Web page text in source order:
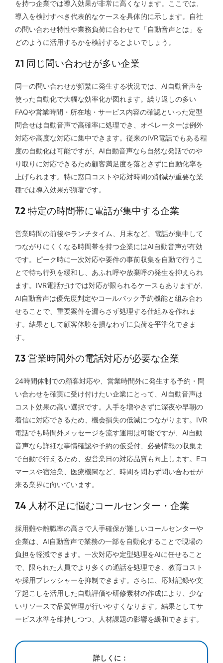
を持つ企業では導入効果が非常に高くなります。ここでは、
導入を検討すべき代表的なケースを具体的に示します。自社
の問い合わせ特性や業務負荷に合わせて「自動音声とは」を
どのように活用するかを検討するとよいでしょう。
7.1 同じ問い合わせが多い企業
同一の問い合わせが頻繁に発生する状況では、AI自動音声を
使った自動化で大幅な効率化が図れます。繰り返しの多い
FAQや営業時間・所在地・サービス内容の確認といった定型
問合せは自動音声で高確率に処理でき、オペレーターは例外
対応や高度な対応に集中できます。従来のIVR電話でもある程
度の自動化は可能ですが、AI自動音声なら自然な発話でのや
り取りに対応できるため顧客満足度を落とさずに自動化率を
上げられます。特に窓口コストや応対時間の削減が重要な業
種では導入効果が顕著です。
7.2 特定の時間帯に電話が集中する企業
営業時間の前後やランチタイム、月末など、電話が集中して
つながりにくくなる時間帯を持つ企業にはAI自動音声が有効
です。ピーク時に一次対応や要件の事前収集を自動で行うこ
とで待ち行列を緩和し、あふれ呼や放棄呼の発生を抑えられ
ます。IVR電話だけでは対応が限られるケースもありますが、
AI自動音声は優先度判定やコールバック予約機能と組み合わ
せることで、重要案件を漏らさず処理する仕組みを作れま
す。結果として顧客体験を損なわずに負荷を平準化できま
す。
7.3 営業時間外の電話対応が必要な企業
24時間体制での顧客対応や、営業時間外に発生する予約・問
い合わせを確実に受け付けたい企業にとって、AI自動音声は
コスト効果の高い選択です。人手を増やさずに深夜や早朝の
着信に対応できるため、機会損失の低減につながります。IVR
電話でも時間外メッセージを流す運用は可能ですが、AI自動
音声なら詳細な事情確認や予約の仮受付、必要情報の収集ま
で自動で行えるため、翌営業日の対応品質も向上します。Eコ
マースや宿泊業、医療機関など、時間を問わず問い合わせが
来る業界に向いています。
7.4 人材不足に悩むコールセンター・企業
採用難や離職率の高さで人手確保が難しいコールセンターや
企業は、AI自動音声で業務の一部を自動化することで現場の
負担を軽減できます。一次対応や定型処理をAIに任せること
で、限られた人員でより多くの通話を処理でき、教育コスト
や採用プレッシャーを抑制できます。さらに、応対記録や文
字起こしを活用した自動評価や研修素材の作成により、少な
いリソースで品質管理が行いやすくなります。結果としてサ
ービス水準を維持しつつ、人材課題の影響を緩和できます。
詳しくに：